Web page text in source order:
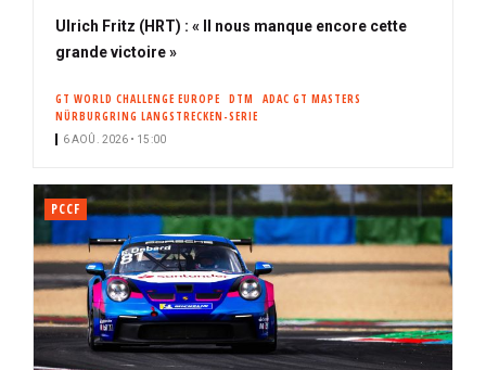
Ulrich Fritz (HRT) : « Il nous manque encore cette
grande victoire »
GT WORLD CHALLENGE EUROPE DTM
ADAC GT MASTERS
NÜRBURGRING LANGSTRECKEN-SERIE
6 AOÛ. 2026 • 15:00
PCCF